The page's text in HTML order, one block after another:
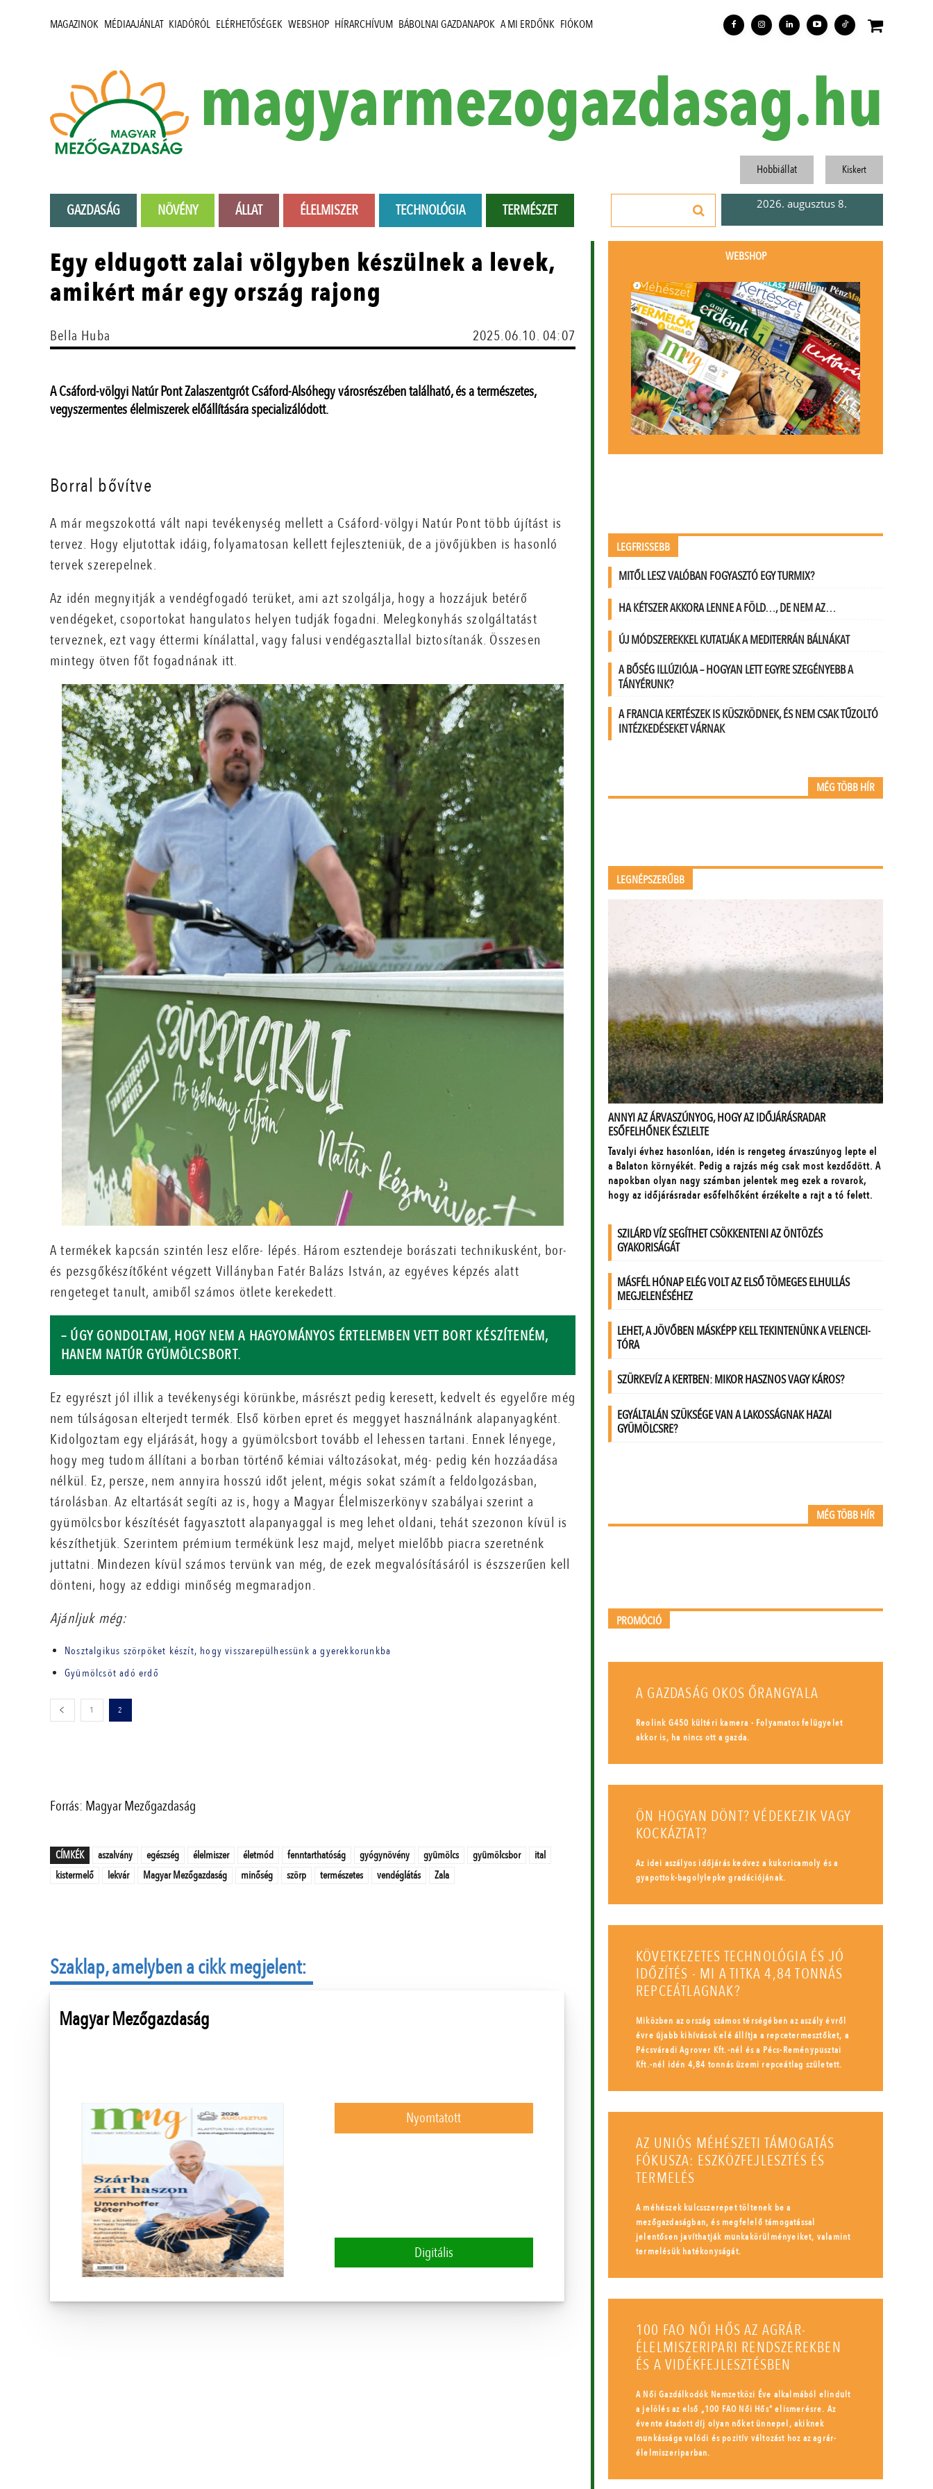
MAGAZINOK MÉDIAAJÁNLAT KIADÓRÓL ELÉRHETŐSÉGEK WEBSHOP HÍRARCHÍVUM BÁBOLNAI GAZDANAPOK A MI ERDŐNK FIÓKOM
magyarmezogazdasag.hu
GAZDASÁG NÖVÉNY ÁLLAT ÉLELMISZER TECHNOLÓGIA TERMÉSZET
Hobbiállat Kiskert
2026. augusztus 8.
Egy eldugott zalai völgyben készülnek a levek,
amikért már egy ország rajong
Bella Huba 2025.06.10. 04:07
A Csáford-völgyi Natúr Pont Zalaszentgrót Csáford-Alsóhegy városrészében található, és a természetes,
vegyszermentes élelmiszerek előállítására specializálódott.
Borral bővítve
A már megszokottá vált napi tevékenység mellett a Csáford-völgyi Natúr Pont több újítást is
tervez. Hogy eljutottak idáig, folyamatosan kellett fejleszteniük, de a jövőjükben is hasonló
tervek szerepelnek.
Az idén megnyitják a vendégfogadó terüket, ami azt szolgálja, hogy a hozzájuk betérő
vendégeket, csoportokat hangulatos helyen tudják fogadni. Melegkonyhás szolgáltatást
terveznek, ezt vagy éttermi kínálattal, vagy falusi vendégasztallal biztosítanák. Összesen
mintegy ötven főt fogadnának itt.
A termékek kapcsán szintén lesz előre- lépés. Három esztendeje borászati technikusként, bor-
és pezsgőkészítőként végzett Villányban Fatér Balázs István, az egyéves képzés alatt
rengeteget tanult, amiből számos ötlete kerekedett.
– ÚGY GONDOLTAM, HOGY NEM A HAGYOMÁNYOS ÉRTELEMBEN VETT BORT KÉSZÍTENÉM,
HANEM NATÚR GYÜMÖLCSBORT.
Ez egyrészt jól illik a tevékenységi körünkbe, másrészt pedig keresett, kedvelt és egyelőre még
nem túlságosan elterjedt termék. Első körben epret és meggyet használnánk alapanyagként.
Kidolgoztam egy eljárását, hogy a gyümölcsbort tovább el lehessen tartani. Ennek lényege,
hogy meg tudom állítani a borban történő kémiai változásokat, még- pedig kén hozzáadása
nélkül. Ez, persze, nem annyira hosszú időt jelent, mégis sokat számít a feldolgozásban,
tárolásban. Az eltartását segíti az is, hogy a Magyar Élelmiszerkönyv szabályai szerint a
gyümölcsbor készítését fagyasztott alapanyaggal is meg lehet oldani, tehát szezonon kívül is
készíthetjük. Szerintem prémium termékünk lesz majd, melyet mielőbb piacra szeretnénk
juttatni. Mindezen kívül számos tervünk van még, de ezek megvalósításáról is észszerűen kell
dönteni, hogy az eddigi minőség megmaradjon.
Ajánljuk még:
Nosztalgikus szörpöket készít, hogy visszarepülhessünk a gyerekkorunkba
Gyümölcsöt adó erdő
1 2
Forrás: Magyar Mezőgazdaság
CÍMKÉK aszalvány egészség élelmiszer életmód fenntarthatóság gyógynövény gyümölcs gyümölcsbor
ital
kistermelő
lekvár Magyar Mezőgazdaság minőség szörp természetes vendéglátás Zala
Szaklap, amelyben a cikk megjelent:
Magyar Mezőgazdaság
Nyomtatott
Digitális
WEBSHOP
LEGFRISSEBB
MITŐL LESZ VALÓBAN FOGYASZTÓ EGY TURMIX?
HA KÉTSZER AKKORA LENNE A FÖLD…, DE NEM AZ…
ÚJ MÓDSZEREKKEL KUTATJÁK A MEDITERRÁN BÁLNÁKAT
A BŐSÉG ILLÚZIÓJA – HOGYAN LETT EGYRE SZEGÉNYEBB A
TÁNYÉRUNK?
A FRANCIA KERTÉSZEK IS KÜSZKÖDNEK, ÉS NEM CSAK TŰZOLTÓ
INTÉZKEDÉSEKET VÁRNAK
MÉG TÖBB HÍR
LEGNÉPSZERŰBB
MÉG TÖBB HÍR
PROMÓCIÓ
A GAZDASÁG OKOS ŐRANGYALA
Reolink G450 kültéri kamera - Folyamatos felügyelet
akkor is, ha nincs ott a gazda.
ÖN HOGYAN DÖNT? VÉDEKEZIK VAGY
KOCKÁZTAT?
Az idei aszályos időjárás kedvez a kukoricamoly és a
gyapottok-bagolylepke gradációjának.
KÖVETKEZETES TECHNOLÓGIA ÉS JÓ
IDŐZÍTÉS - MI A TITKA 4,84 TONNÁS
REPCEÁTLAGNAK?
Miközben az ország számos térségében az aszály évről
évre újabb kihívások elé állítja a repcetermesztőket, a
Pécsváradi Agrover Kft.-nél és a Pécs-Reménypusztai
Kft.-nél idén 4,84 tonnás üzemi repceátlag született.
AZ UNIÓS MÉHÉSZETI TÁMOGATÁS
FÓKUSZA: ESZKÖZFEJLESZTÉS ÉS
TERMELÉS
A méhészek kulcsszerepet töltenek be a
mezőgazdaságban, és megfelelő támogatással
jelentősen javíthatják munkakörülményeiket, valamint
termelésük hatékonyságát.
100 FAO NŐI HŐS AZ AGRÁR-
ÉLELMISZERIPARI RENDSZEREKBEN
ÉS A VIDÉKFEJLESZTÉSBEN
A Női Gazdálkodók Nemzetközi Éve alkalmából elindult
a jelölés az első „100 FAO Női Hős” elismerésre. Az
évente átadott díj olyan nőket ünnepel, akiknek
munkássága valódi és pozitív változást hoz az agrár-
élelmiszeriparban.